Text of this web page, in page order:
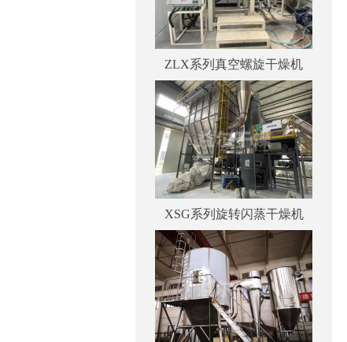
ZLX系列真空螺旋干燥机
XSG系列旋转闪蒸干燥机